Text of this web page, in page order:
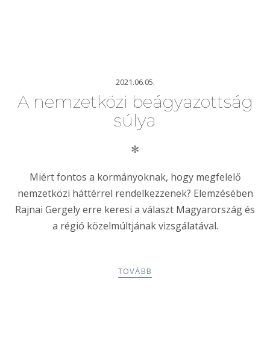
2021.06.05.
A nemzetközi beágyazottság
súlya
✻
Miért fontos a kormányoknak, hogy megfelelő
nemzetközi háttérrel rendelkezzenek? Elemzésében
Rajnai Gergely erre keresi a választ Magyarország és
a régió közelmúltjának vizsgálatával.
TOVÁBB